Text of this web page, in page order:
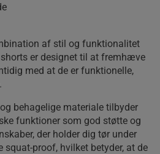
af stil og funktionalitet
er designet til at fremhæve
med at de er funktionelle,
behagelige materiale tilbyder
funktioner som god støtte og
der holder dig tør under
proof, hvilket betyder, at de